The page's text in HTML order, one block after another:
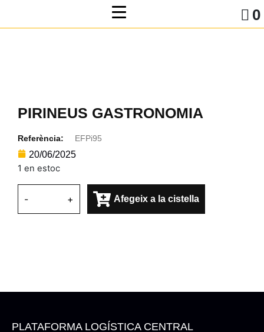
0
PIRINEUS GASTRONOMIA
Referència: EFPi95
20/06/2025
1 en estoc
- + Afegeix a la cistella
PLATAFORMA LOGÍSTICA CENTRAL